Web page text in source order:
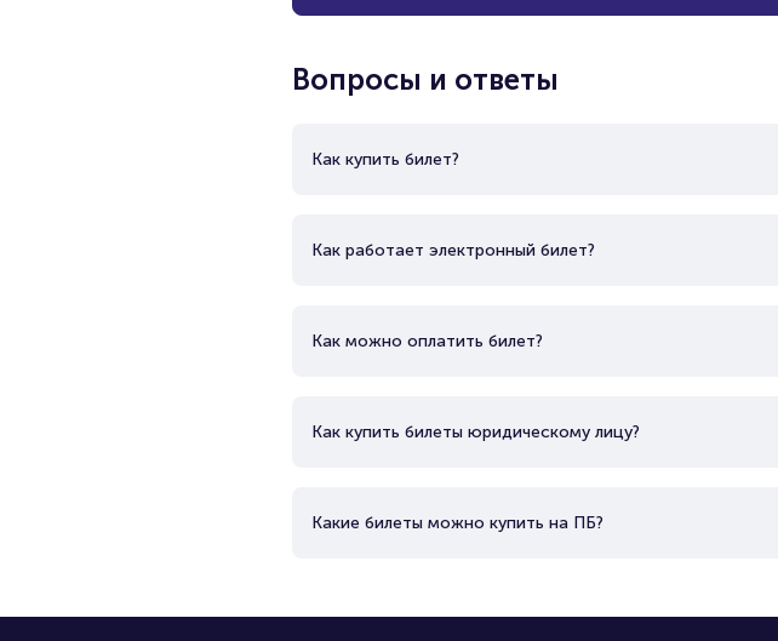
Вопросы и ответы
Как купить билет?
Как работает электронный билет?
Как можно оплатить билет?
Как купить билеты юридическому лицу?
Какие билеты можно купить на ПБ?